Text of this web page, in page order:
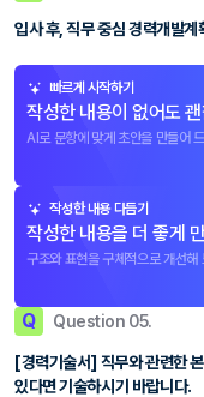
입사 후, 직무 중심 경력개발
빠르게 시작하기
작성한 내용이 없어도
AI로 문항에 맞게 초안을 만들어
작성한 내용 다듬기
작성한 내용을 더 좋게
구조와 표현을 구체적으로 개선해
Q Question 05.
[경력기술서] 직무와 관련한
있다면 기술하시기 바랍니다.